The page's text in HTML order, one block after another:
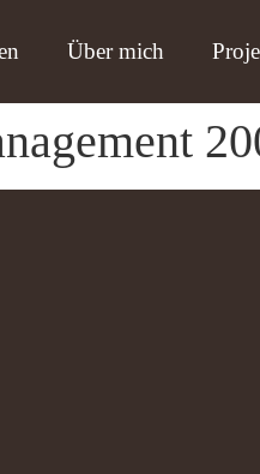
Über mich